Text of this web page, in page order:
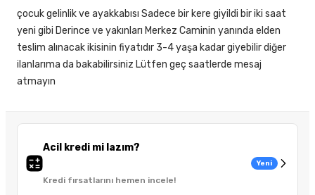
Acil kredi mi lazım?
Kredi fırsatlarını hemen incele!
Yeni
çocuk gelinlik ve ayakkabısı Sadece bir kere giyildi bir iki saat
yeni gibi Derince ve yakınları Merkez Caminin yanında elden
teslim alınacak ikisinin fiyatıdır 3-4 yaşa kadar giyebilir diğer
ilanlarıma da bakabilirsiniz Lütfen geç saatlerde mesaj
atmayın